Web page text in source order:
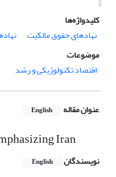
کلیدواژه‌ها
نهادهای حقوق مالکیت
موضوعات
اقتصاد تکنولوژیکی و رشد
عنوان مقاله English
Iran
نویسندگان English